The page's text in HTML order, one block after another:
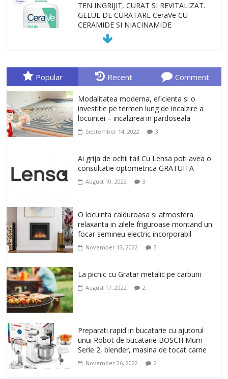
TEN INGRIJIT, CURAT SI REVITALIZAT.
GELUL DE CURATARE CeraVe CU
CERAMIDE SI NIACINAMIDE
January 23, 2026
ori o provocare. Idei inedite, cadouri
originale, le puteti avea la Giftspot.ro,
alegere buna, Oglinda de baie cu mărire
și iluminare LED
February 20, 2026 0
un corp sanatos si armonios dezvoltat,
cu Flexor Fitness-dispozitiv pentru
tonifiere muschi
Un ten regenerat, fara riduri. Crema
antirid Ivatherm pentru o piele neteda si
elastica.
February 6, 2026 0
Popular Recent Comment
Modalitatea moderna, eficienta si o
investitie pe termen lung de incalzire a
locuintei – incalzirea in pardoseala
September 14, 2022 3
Ai grija de ochii tai! Cu Lensa poti avea o
consultatie optometrica GRATUITA
August 10, 2022 3
O locuinta calduroasa si atmosfera
relaxanta in zilele friguroase montand un
focar semineu electric incorporabil
November 13, 2022 3
La picnic cu Gratar metalic pe carbuni
August 17, 2022 2
Preparati rapid in bucatarie cu ajutorul
unui Robot de bucatarie BOSCH Mum
Serie 2, blender, masina de tocat carne
November 26, 2022 2